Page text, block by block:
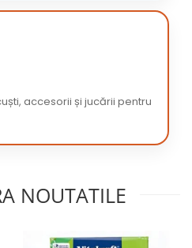
accesorii și jucării pentru
NOUTATILE